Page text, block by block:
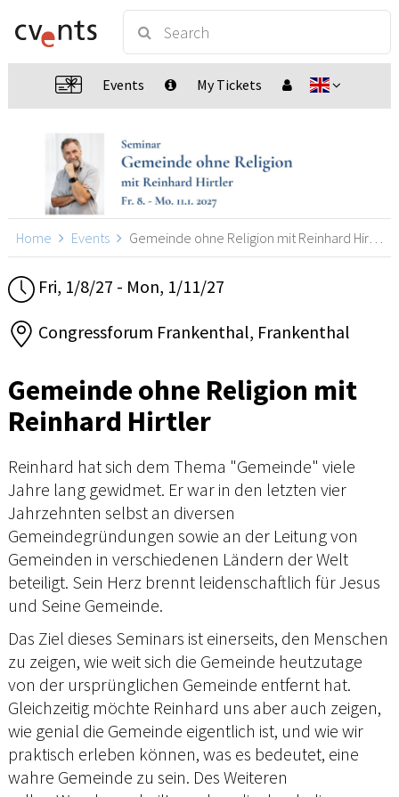
Events My Tickets
Home Events Gemeinde ohne Religion mit Reinhard Hirtler, Frankenthal
Fri, 1/8/27 - Mon, 1/11/27
Congressforum Frankenthal, Frankenthal
Gemeinde ohne Religion mit
Reinhard Hirtler
Reinhard hat sich dem Thema "Gemeinde" viele
Jahre lang gewidmet. Er war in den letzten vier
Jahrzehnten selbst an diversen
Gemeindegründungen sowie an der Leitung von
Gemeinden in verschiedenen Ländern der Welt
beteiligt. Sein Herz brennt leidenschaftlich für Jesus
und Seine Gemeinde.
Das Ziel dieses Seminars ist einerseits, den Menschen
zu zeigen, wie weit sich die Gemeinde heutzutage
von der ursprünglichen Gemeinde entfernt hat.
Gleichzeitig möchte Reinhard uns aber auch zeigen,
wie genial die Gemeinde eigentlich ist, und wie wir
praktisch erleben können, was es bedeutet, eine
wahre Gemeinde zu sein. Des Weiteren